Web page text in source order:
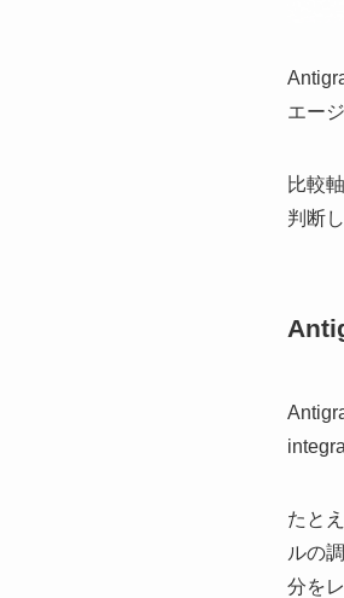
エー
比較
判断
たと
ルの
分を